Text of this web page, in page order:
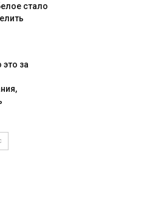
стало
это за